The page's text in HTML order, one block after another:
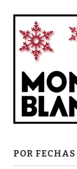
POR FECHAS